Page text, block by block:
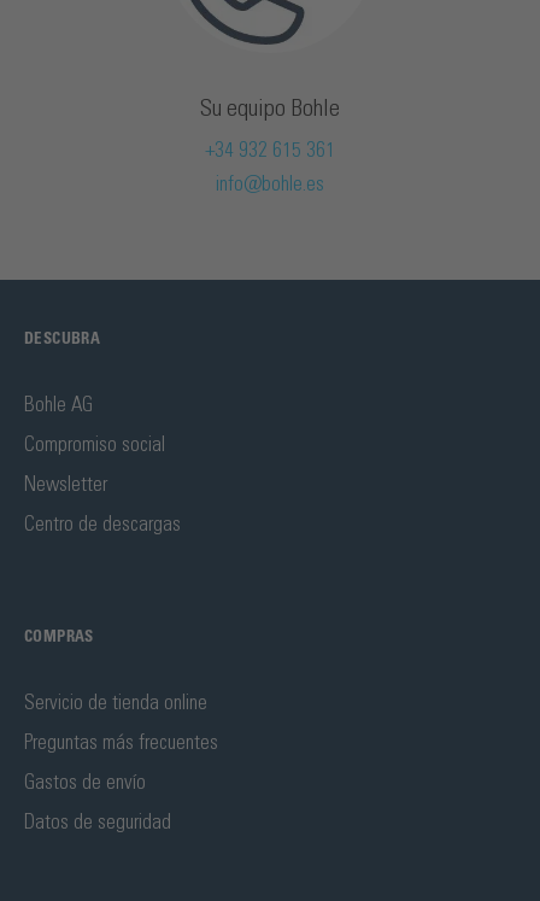
Su equipo Bohle
+34 932 615 361
info@bohle.es
DESCUBRA
Bohle AG
Compromiso social
Newsletter
Centro de descargas
COMPRAS
Servicio de tienda online
Preguntas más frecuentes
Gastos de envío
Datos de seguridad